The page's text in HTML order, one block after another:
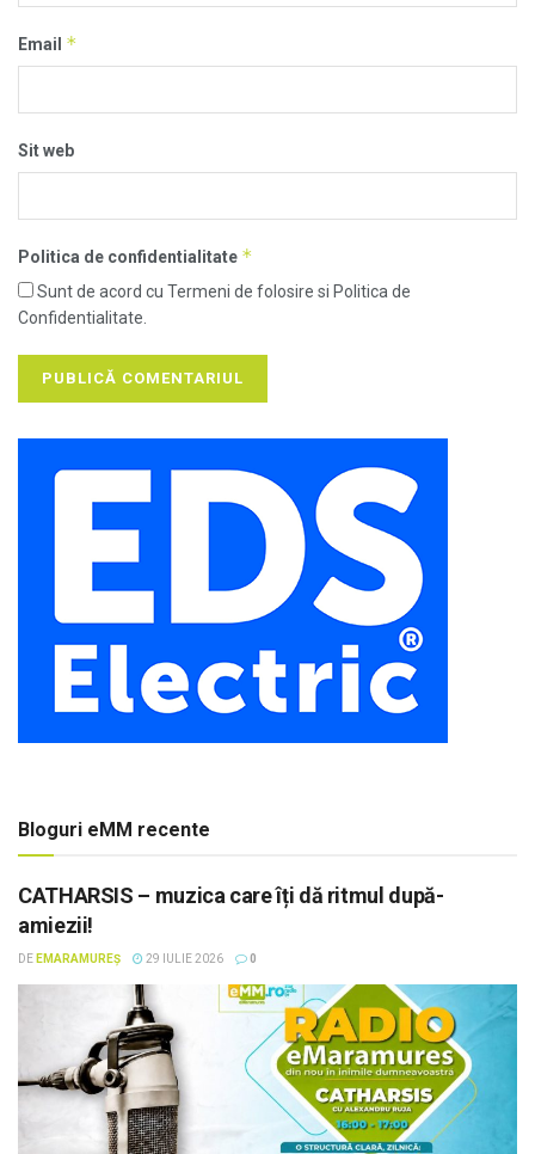
Email *
Sit web
Politica de confidentialitate *
Sunt de acord cu Termeni de folosire si Politica de
Confidentialitate.
Bloguri eMM recente
CATHARSIS – muzica care îți dă ritmul după-
amiezii!
DE EMARAMUREȘ 29 IULIE 2026 0